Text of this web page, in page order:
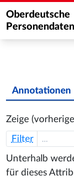
Oberdeutsche
Annotationen
Zeige (
Filter
Unterhalb
für dieses